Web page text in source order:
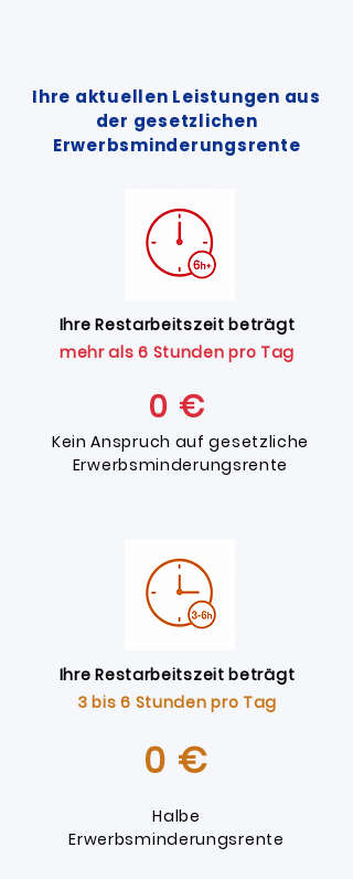
Ihre aktuellen Leistungen aus
der gesetzlichen
Erwerbsminderungsrente
Ihre Restarbeitszeit beträgt
mehr als 6 Stunden pro Tag
Kein Anspruch auf gesetzliche
Erwerbsminderungsrente
0 €
Ihre Restarbeitszeit beträgt
3 bis 6 Stunden pro Tag
0 €
Halbe
Erwerbsminderungsrente